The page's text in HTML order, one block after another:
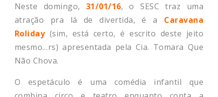
Neste domingo, 31/01/16, o SESC traz uma
atração pra lá de divertida, é a Caravana
Roliday(sim, está certo, é escrito deste jeito
mesmo…rs) apresentada pela Cia. Tomara Que
Não Chova.
O espetáculo é uma comédia infantil que